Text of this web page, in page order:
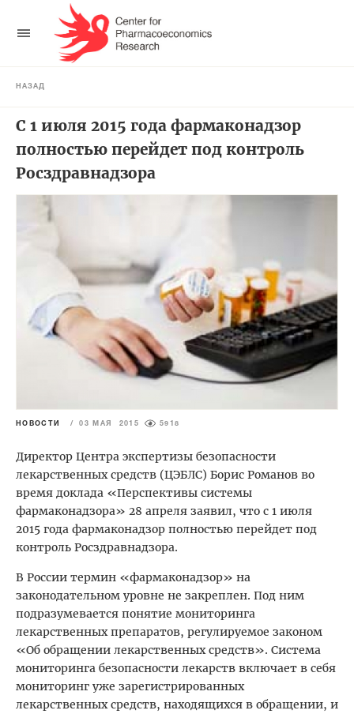
НАЗАД
С 1 июля 2015 года фармаконадзор
полностью перейдет под контроль
Росздравнадзора
НОВОСТИ / 03 МАЯ 2015 5918
Директор Центра экспертизы безопасности
лекарственных средств (ЦЭБЛС) Борис Романов во
время доклада «Перспективы системы
фармаконадзора» 28 апреля заявил, что с 1 июля
2015 года фармаконадзор полностью перейдет под
контроль Росздравнадзора.
В России термин «фармаконадзор» на
законодательном уровне не закреплен. Под ним
подразумевается понятие мониторинга
лекарственных препаратов, регулируемое законом
«Об обращении лекарственных средств». Система
мониторинга безопасности лекарств включает в себя
мониторинг уже зарегистрированных
лекарственных средств, находящихся в обращении, и